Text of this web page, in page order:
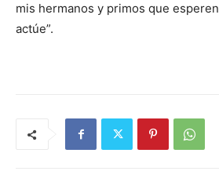
mis hermanos y primos que
actúe”.